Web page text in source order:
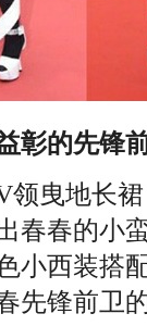
彰的先锋
曳地长裙
春春的小
小西装搭
先锋前卫